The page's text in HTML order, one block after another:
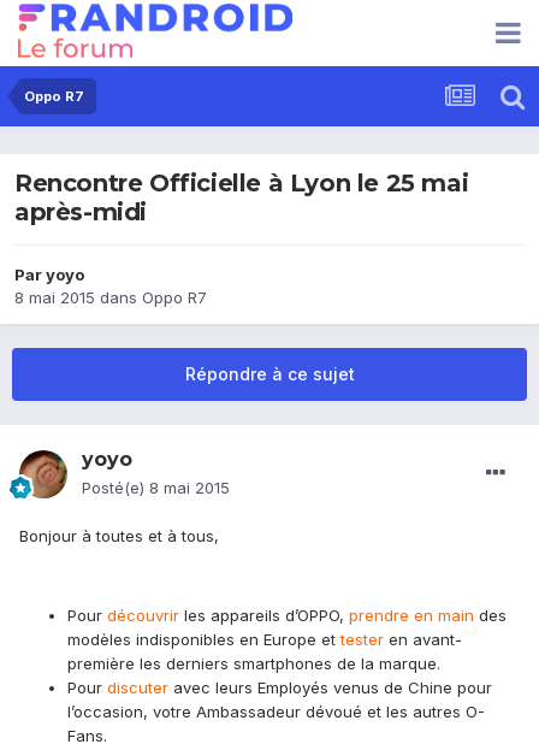
Oppo R7
Rencontre Officielle à Lyon le 25 mai
après-midi
Paryoyo
8 mai 2015 dans Oppo R7
Répondre à ce sujet
yoyo
Posté(e) 8 mai 2015
Bonjour à toutes et à tous,
Pour découvrir les appareils d’OPPO, prendre en main des
modèles indisponibles en Europe ettester en avant-
première les derniers smartphones de la marque.
Pour discuter avec leurs Employés venus de Chine pour
l’occasion, votre Ambassadeur dévoué et les autres O-
Fans.